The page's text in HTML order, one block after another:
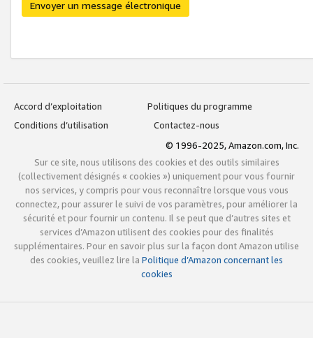
Envoyer un message électronique
Accord d’exploitation
Politiques du programme
Conditions d’utilisation
Contactez-nous
© 1996-2025, Amazon.com, Inc.
Sur ce site, nous utilisons des cookies et des outils similaires
(collectivement désignés « cookies ») uniquement pour vous fournir
nos services, y compris pour vous reconnaître lorsque vous vous
connectez, pour assurer le suivi de vos paramètres, pour améliorer la
sécurité et pour fournir un contenu. Il se peut que d’autres sites et
services d’Amazon utilisent des cookies pour des finalités
supplémentaires. Pour en savoir plus sur la façon dont Amazon utilise
des cookies, veuillez lire la Politique d’Amazon concernant les
cookies